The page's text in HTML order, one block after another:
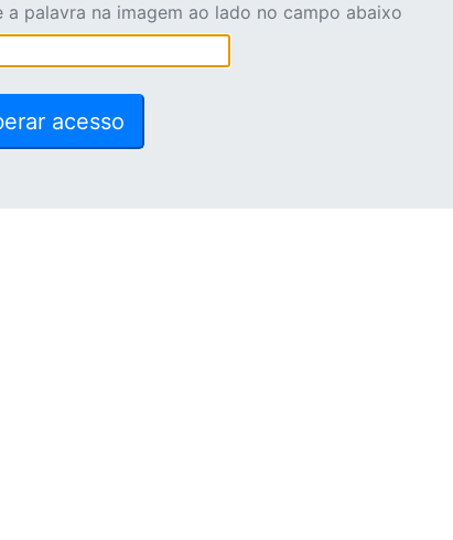
a palavra na imagem ao lado no campo abaixo